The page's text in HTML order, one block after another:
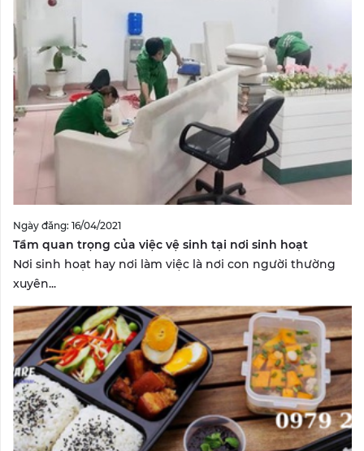
Ngày đăng: 16/04/2021
Tầm quan trọng của việc vệ sinh tại nơi sinh hoạt
Nơi sinh hoạt hay nơi làm việc là nơi con người thường
xuyên...